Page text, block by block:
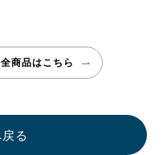
商品はこちら
る